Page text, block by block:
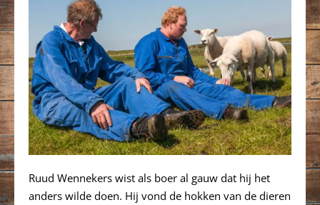
Ruud Wennekers wist als boer al gauw dat hij het
anders wilde doen. Hij vond de hokken van de dieren